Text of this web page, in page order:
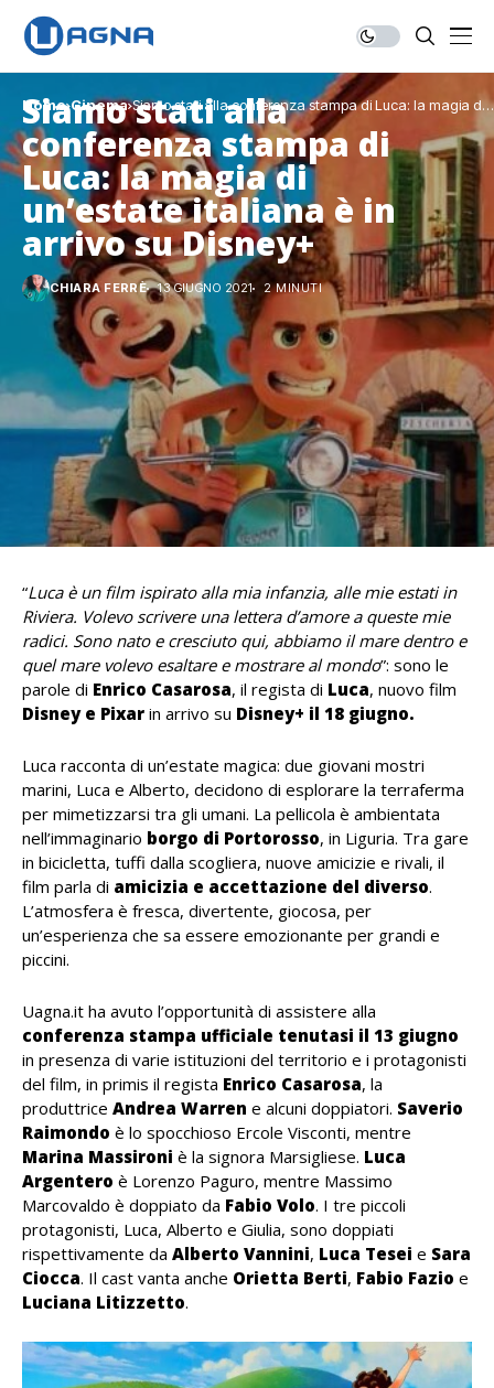
Home Cinema Siamo stati alla conferenza stampa di Luca: la magia di
un’estate italiana è in arrivo su Disney+
Siamo stati alla
conferenza stampa di
Luca: la magia di
un’estate italiana è in
arrivo su Disney+
CHIARA FERRÈ 13 GIUGNO 2021 2 MINUTI
“Luca è un film ispirato alla mia infanzia, alle mie estati in
Riviera. Volevo scrivere una lettera d’amore a queste mie
radici. Sono nato e cresciuto qui, abbiamo il mare dentro e
quel mare volevo esaltare e mostrare al mondo”: sono le
parole di Enrico Casarosa, il regista di Luca, nuovo film
Disney e Pixar in arrivo su Disney+ il 18 giugno.
Luca racconta di un’estate magica: due giovani mostri
marini, Luca e Alberto, decidono di esplorare la terraferma
per mimetizzarsi tra gli umani. La pellicola è ambientata
nell’immaginario borgo di Portorosso, in Liguria. Tra gare
in bicicletta, tuffi dalla scogliera, nuove amicizie e rivali, il
film parla di amicizia e accettazione del diverso.
L’atmosfera è fresca, divertente, giocosa, per
un’esperienza che sa essere emozionante per grandi e
piccini.
Uagna.it ha avuto l’opportunità di assistere alla
conferenza stampa ufficiale tenutasi il 13 giugno
in presenza di varie istituzioni del territorio e i protagonisti
del film, in primis il regista Enrico Casarosa, la
produttrice Andrea Warren e alcuni doppiatori. Saverio
Raimondo è lo spocchioso Ercole Visconti, mentre
Marina Massironi è la signora Marsigliese. Luca
Argentero è Lorenzo Paguro, mentre Massimo
Marcovaldo è doppiato da Fabio Volo. I tre piccoli
protagonisti, Luca, Alberto e Giulia, sono doppiati
rispettivamente da Alberto Vannini, Luca Tesei e Sara
Ciocca. Il cast vanta anche Orietta Berti, Fabio Fazio e
Luciana Litizzetto.